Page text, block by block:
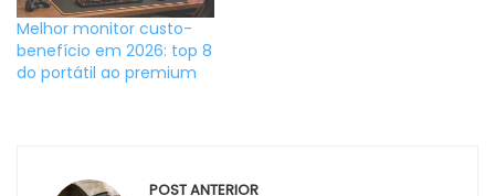
Melhor monitor custo-
benefício em 2026: top 8
do portátil ao premium
POST ANTERIOR